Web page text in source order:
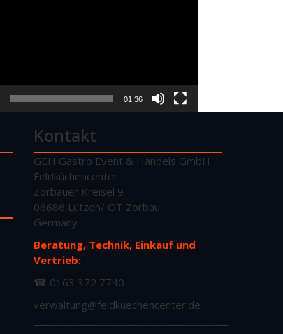
01:36
Kontakt
GEH Gastro Event & Handels GmbH
Feldküchencenter
Zorbauer Kreisel 9
06686 Lützen/ OT Zorbau
Germany
Beratung, Technik, Einkauf und
Vertrieb:
☎ 0163 372 7740
verwaltung@feldkuechencenter.de